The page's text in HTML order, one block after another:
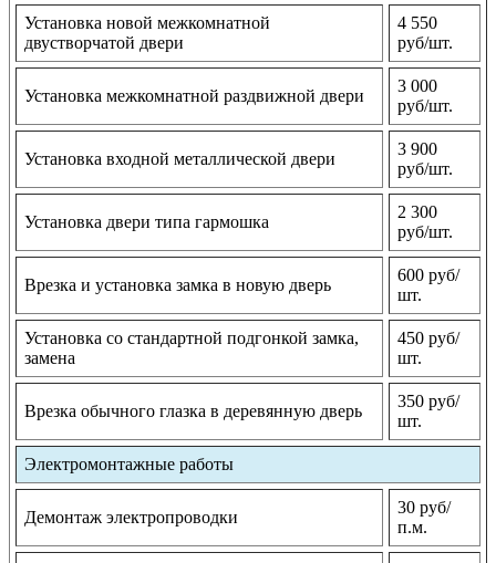
Установка новой межкомнатной
двустворчатой двери
4 550
руб/шт.
Установка межкомнатной раздвижной двери
3 000
руб/шт.
Установка входной металлической двери
3 900
руб/шт.
Установка двери типа гармошка
2 300
руб/шт.
Врезка и установка замка в новую дверь
600 руб/
шт.
Установка со стандартной подгонкой замка,
замена
450 руб/
шт.
Врезка обычного глазка в деревянную дверь
350 руб/
шт.
Электромонтажные работы
Демонтаж электропроводки
30 руб/
п.м.